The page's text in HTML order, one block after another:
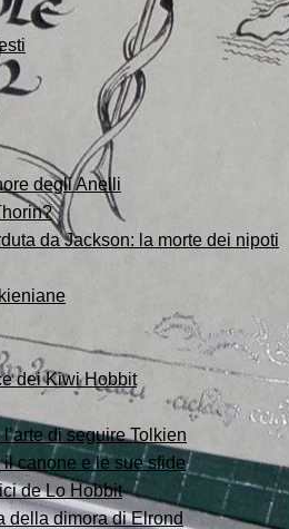
degli Anelli
da Jackson: la morte dei nipoti
dei Kiwi Hobbit
di seguire Tolkien
il canone e le sue sfide
de Lo Hobbit
della dimora di Elrond